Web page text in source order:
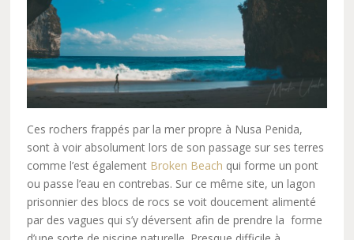
Ces rochers frappés par la mer propre à Nusa Penida,
sont à voir absolument lors de son passage sur ses terres
comme l’est également Broken Beach qui forme un pont
ou passe l’eau en contrebas. Sur ce même site, un lagon
prisonnier des blocs de rocs se voit doucement alimenté
par des vagues qui s’y déversent afin de prendre la forme